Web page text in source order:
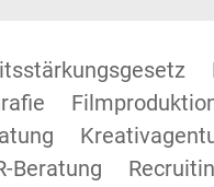
Beratung